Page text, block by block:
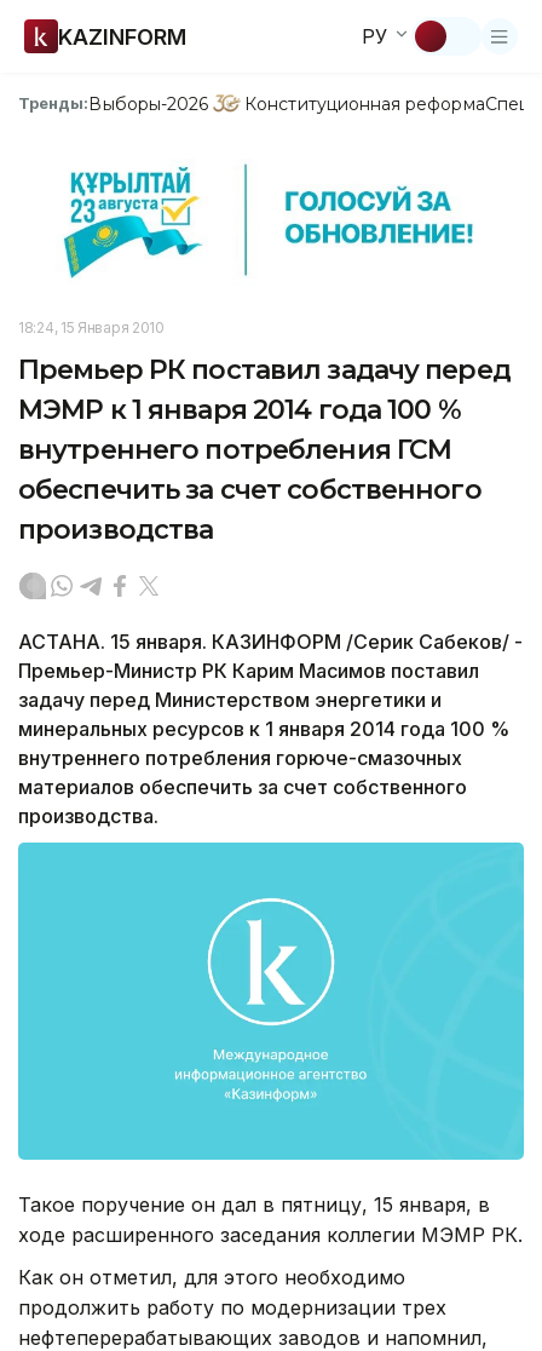
KAZINFORM РУ
Тренды:Выборы-2026 Конституционная реформа
18:24, 15 Января 2010
Премьер РК поставил задачу перед
МЭМР к 1 января 2014 года 100 %
внутреннего потребления ГСМ
обеспечить за счет собственного
производства
АСТАНА. 15 января. КАЗИНФОРМ /Серик Сабеков/ -
Премьер-Министр РК Карим Масимов поставил
задачу перед Министерством энергетики и
минеральных ресурсов к 1 января 2014 года 100 %
внутреннего потребления горюче-смазочных
материалов обеспечить за счет собственного
производства.
Такое поручение он дал в пятницу, 15 января, в
ходе расширенного заседания коллегии МЭМР РК.
Как он отметил, для этого необходимо
продолжить работу по модернизации трех
нефтеперерабатывающих заводов и напомнил,